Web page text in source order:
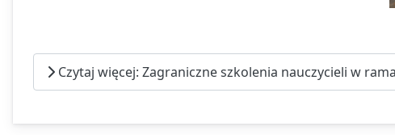
Czytaj więcej: Zagraniczne szkolenia nauczycieli w